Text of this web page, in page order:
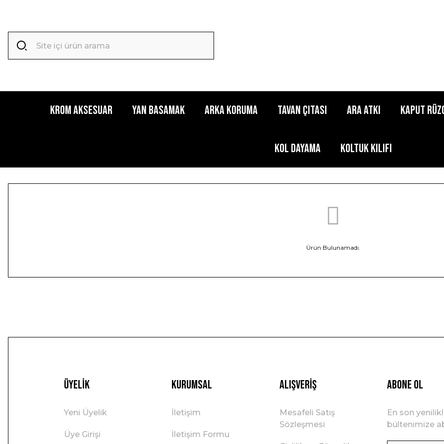
Krom Aksesuar Yan Basamak Arka Koruma Tavan Çıtası Ara Atkı Kaput
Kol Dayama Koltuk Kılıfı
Ürün Bulunamadı.
Üyelik
Yeni Üyelik
Üye Girişi
Kurumsal
İletişim
İletişim Formu
Alışveriş
Mesafeli Satış
Sözleşmesi
ABONE OL
En son
bültenimize